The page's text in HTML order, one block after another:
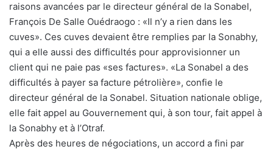
raisons avancées par le directeur général de la Sonabel,
François De Salle Ouédraogo : «Il n’y a rien dans les
cuves». Ces cuves devaient être remplies par la Sonabhy,
qui a elle aussi des difficultés pour approvisionner un
client qui ne paie pas «ses factures». «La Sonabel a des
difficultés à payer sa facture pétrolière», confie le
directeur général de la Sonabel. Situation nationale oblige,
elle fait appel au Gouvernement qui, à son tour, fait appel à
la Sonabhy et à l’Otraf.
Après des heures de négociations, un accord a fini par